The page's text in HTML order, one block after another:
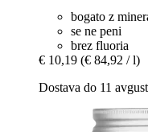
bogato z
se ne peni
brez fluoria
€ 10,19 (€ 84,92 / l)
Dostava do 11 avgust